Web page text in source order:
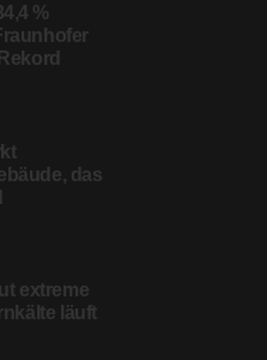
%
das
extreme
läuft